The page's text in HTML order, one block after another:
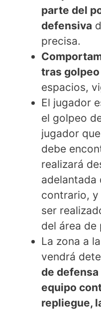
parte del
defensiva
precisa.
tras golpeo
espacios,
El jugador
el golpeo
jugador
debe
realizará
adelantada
contrario, y
ser
del área de
La zona a
vendrá
de
equipo
repliegue,